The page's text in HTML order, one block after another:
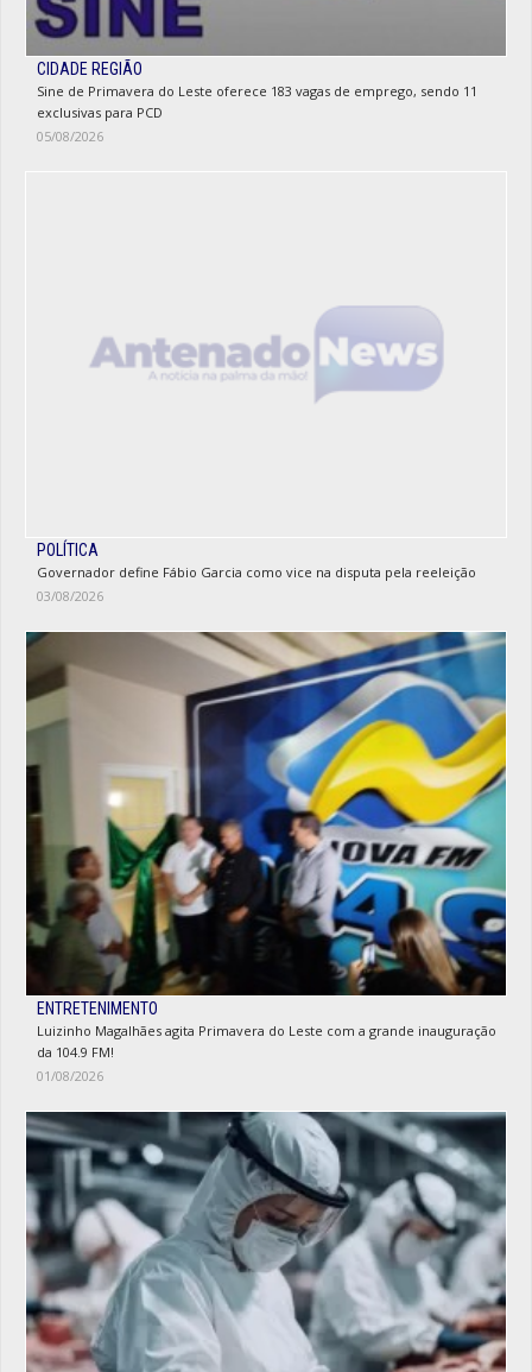
CIDADE REGIÃO
Sine de Primavera do Leste oferece 183 vagas de emprego, sendo 11
exclusivas para PCD
05/08/2026
POLÍTICA
Governador define Fábio Garcia como vice na disputa pela reeleição
03/08/2026
ENTRETENIMENTO
Luizinho Magalhães agita Primavera do Leste com a grande inauguração
da 104.9 FM!
01/08/2026